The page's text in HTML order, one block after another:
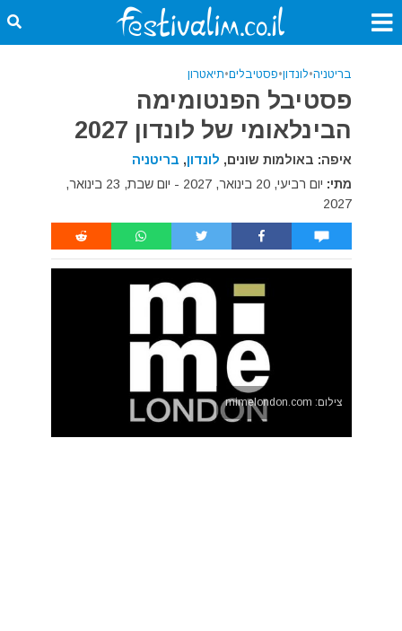
בריטניה•לונדון•פסטיבלים•תיאטרון
פסטיבל הפנטומימה
הבינלאומי של לונדון 2027
איפה: באולמות שונים, לונדון, בריטניה
מתי:
יום רביעי, 20 בינואר, 2027 - יום שבת, 23 בינואר,
2027
צילום: mimelondon.com